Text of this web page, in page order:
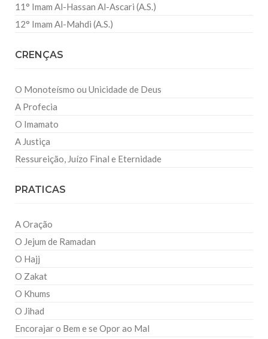
11° Imam Al-Hassan Al-Ascari (A.S.)
12° Imam Al-Mahdi (A.S.)
CRENÇAS
O Monoteísmo ou Unicidade de Deus
A Profecia
O Imamato
A Justiça
Ressureição, Juízo Final e Eternidade
PRATICAS
A Oração
O Jejum de Ramadan
O Hajj
O Zakat
O Khums
O Jihad
Encorajar o Bem e se Opor ao Mal